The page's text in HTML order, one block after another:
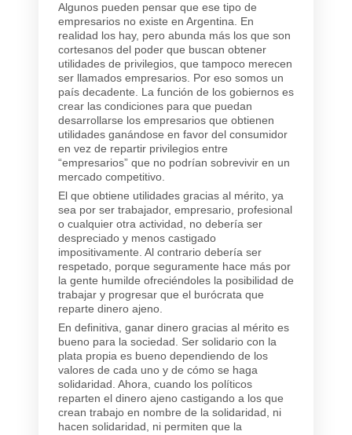
Algunos pueden pensar que ese tipo de
empresarios no existe en Argentina. En
realidad los hay, pero abunda más los que son
cortesanos del poder que buscan obtener
utilidades de privilegios, que tampoco merecen
ser llamados empresarios. Por eso somos un
país decadente. La función de los gobiernos es
crear las condiciones para que puedan
desarrollarse los empresarios que obtienen
utilidades ganándose en favor del consumidor
en vez de repartir privilegios entre
“empresarios” que no podrían sobrevivir en un
mercado competitivo.
El que obtiene utilidades gracias al mérito, ya
sea por ser trabajador, empresario, profesional
o cualquier otra actividad, no debería ser
despreciado y menos castigado
impositivamente. Al contrario debería ser
respetado, porque seguramente hace más por
la gente humilde ofreciéndoles la posibilidad de
trabajar y progresar que el burócrata que
reparte dinero ajeno.
En definitiva, ganar dinero gracias al mérito es
bueno para la sociedad. Ser solidario con la
plata propia es bueno dependiendo de los
valores de cada uno y de cómo se haga
solidaridad. Ahora, cuando los políticos
reparten el dinero ajeno castigando a los que
crean trabajo en nombre de la solidaridad, ni
hacen solidaridad, ni permiten que la